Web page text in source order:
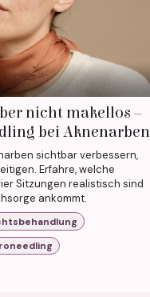
nicht makellos –
bei Aknenarben
sichtbar verbessern,
Erfahre, welche
Sitzungen realistisch sind
ankommt.